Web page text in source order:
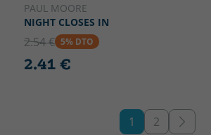
PAUL MOORE
NIGHT CLOSES IN
2.54 € 5% DTO
2.41 €
1 2